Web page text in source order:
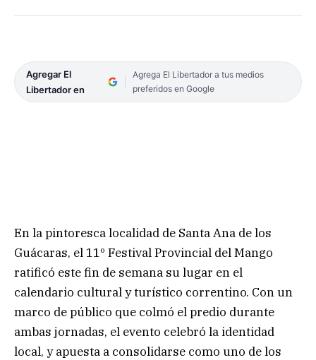
Agregar El
Libertador en
Agrega El Libertador a tus medios
preferidos en Google
En la pintoresca localidad de Santa Ana de los
Guácaras, el 11º Festival Provincial del Mango
ratificó este fin de semana su lugar en el
calendario cultural y turístico correntino. Con un
marco de público que colmó el predio durante
ambas jornadas, el evento celebró la identidad
local, y apuesta a consolidarse como uno de los